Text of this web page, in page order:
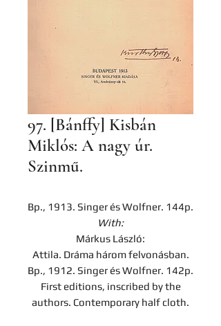
97. [Bánffy] Kisbán
Miklós: A nagy úr.
Szinmű.
Bp., 1913. Singer és Wolfner. 144p.
With:
Márkus László:
Attila. Dráma három felvonásban.
Bp., 1912. Singer és Wolfner. 142p.
First editions, inscribed by the
authors. Contemporary half cloth.